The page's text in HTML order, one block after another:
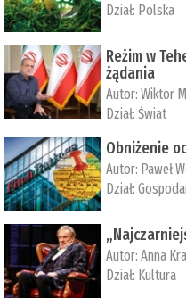
Dział: Polska
Reżim w
żądania
Autor:Wiktor
Dział:Świat
Obniżenie
Autor: Paweł
Dział:
Autor:Anna
Dział: Kultura